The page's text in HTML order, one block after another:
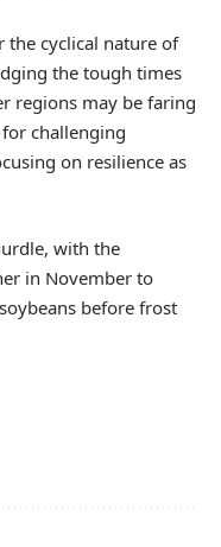
the cyclical nature of
the tough times
regions may be faring
challenging
on resilience as
with the
in November to
before frost